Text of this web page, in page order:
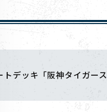
デッキ「阪神タイガース